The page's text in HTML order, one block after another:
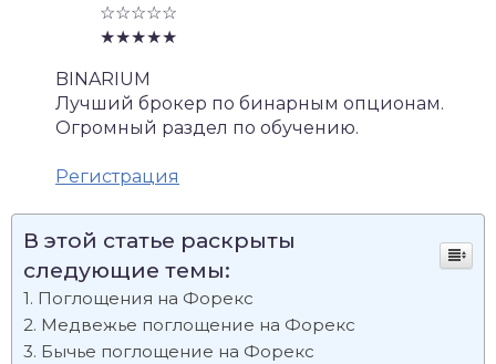
☆☆☆☆☆
★★★★★
BINARIUM
Лучший брокер по бинарным опционам.
Огромный раздел по обучению.
Регистрация
В этой статье раскрыты
следующие темы:
Поглощения на Форекс
Медвежье поглощение на Форекс
Бычье поглощение на Форекс